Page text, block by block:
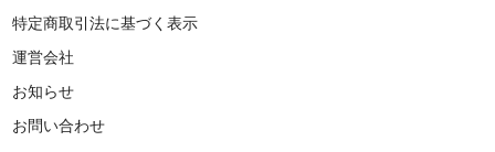
特定商取引法に基づく表示
運営会社
お知らせ
お問い合わせ